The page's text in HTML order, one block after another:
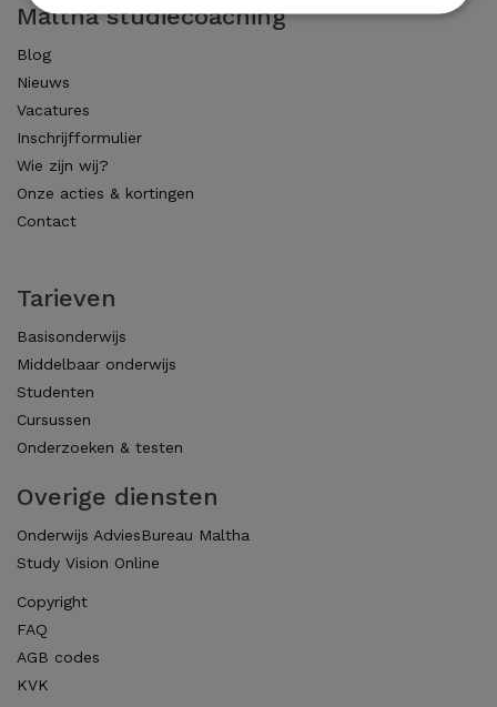
Maltha studiecoaching
Blog
Nieuws
Vacatures
Inschrijfformulier
Wie zijn wij?
Onze acties & kortingen
Contact
Tarieven
Basisonderwijs
Middelbaar onderwijs
Studenten
Cursussen
Onderzoeken & testen
Overige diensten
Onderwijs AdviesBureau Maltha
Study Vision Online
Copyright
FAQ
AGB codes
KVK